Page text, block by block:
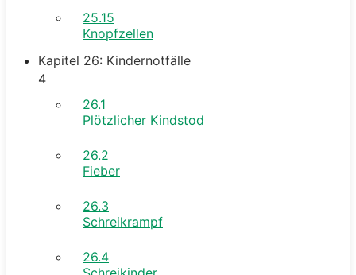
25.15
Knopfzellen
Kapitel 26: Kindernotfälle
4
26.1
Plötzlicher Kindstod
26.2
Fieber
26.3
Schreikrampf
26.4